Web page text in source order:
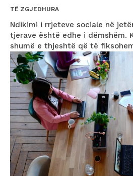
TË ZGJEDHURA
Ndikimi i rrjeteve sociale në
tjerave është edhe i dëmshëm.
shumë e thjeshtë që të